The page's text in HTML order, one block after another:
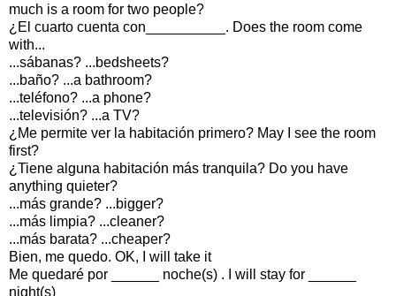
much is a room for two people?
¿El cuarto cuenta con__________. Does the room come
with...
...sábanas? ...bedsheets?
...baño? ...a bathroom?
...teléfono? ...a phone?
...televisión? ...a TV?
¿Me permite ver la habitación primero? May I see the room
first?
¿Tiene alguna habitación más tranquila? Do you have
anything quieter?
...más grande? ...bigger?
...más limpia? ...cleaner?
...más barata? ...cheaper?
Bien, me quedo. OK, I will take it
Me quedaré por ______ noche(s) . I will stay for ______
night(s)